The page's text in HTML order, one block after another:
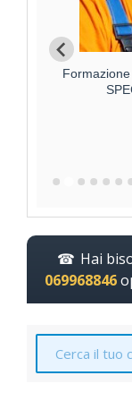
Formazione
Hai
069968846